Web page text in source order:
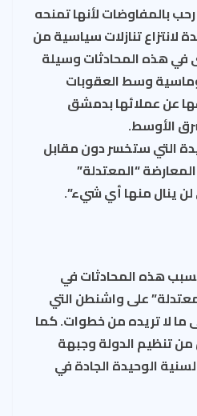
بالمفاوضات لأنها تمنحه
لانتزاع تنازلات سياسية من
في هذه المحادثات وسيلة
وسط العقوبات
عن عملائها بدمشق
الأوسط.
التي ستخسر دون مقابل
“المعتدلة”
ينال منها أي شيء”.
هذه المحادثات في
على واشنطن التي
ما لا تريده من خطوات. كما
تنظيم الدولة وجبهة
الوحيدة الجادة في